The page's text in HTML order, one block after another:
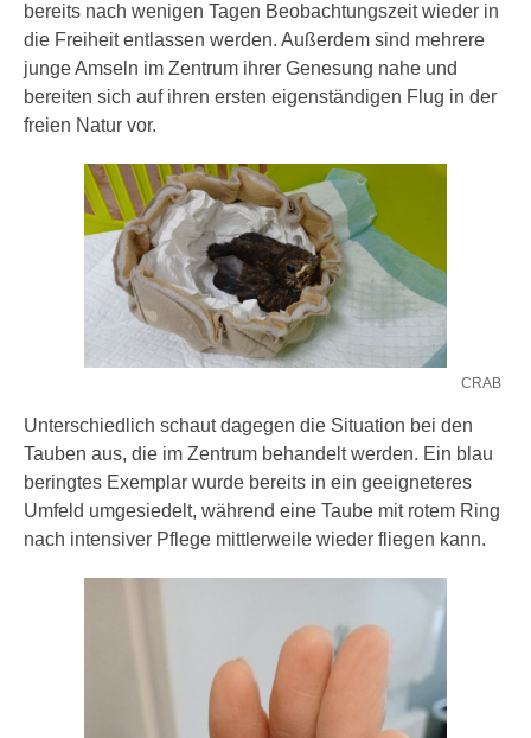
bereits nach wenigen Tagen Beobachtungszeit wieder in
die Freiheit entlassen werden. Außerdem sind mehrere
junge Amseln im Zentrum ihrer Genesung nahe und
bereiten sich auf ihren ersten eigenständigen Flug in der
freien Natur vor.
CRAB
Unterschiedlich schaut dagegen die Situation bei den
Tauben aus, die im Zentrum behandelt werden. Ein blau
beringtes Exemplar wurde bereits in ein geeigneteres
Umfeld umgesiedelt, während eine Taube mit rotem Ring
nach intensiver Pflege mittlerweile wieder fliegen kann.